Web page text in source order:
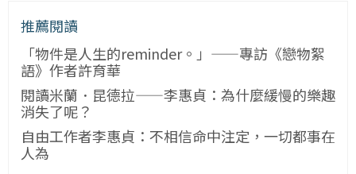
推薦閱讀
「物件是人生的reminder。」——專訪《戀物絮
語》作者許育華
閱讀米蘭．昆德拉——李惠貞：為什麼緩慢的樂趣
消失了呢？
自由工作者李惠貞：不相信命中注定，一切都事在
人為